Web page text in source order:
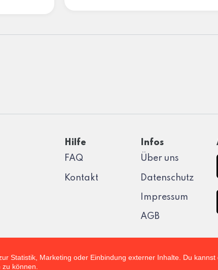
Hilfe
FAQ
Kontakt
Infos
Über uns
Datenschutz
Impressum
AGB
Statistik, Marketing oder Einbindung externer Inhalte. Du
können.